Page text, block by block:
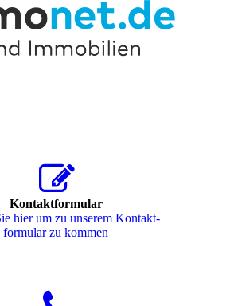
Kontaktformular
hier um zu unserem Kon­takt­
for­mu­lar zu kommen